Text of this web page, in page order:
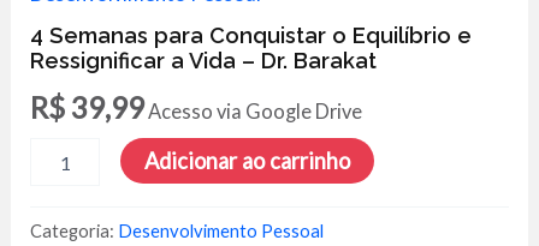
4 Semanas para Conquistar o Equilíbrio e
Ressignificar a Vida – Dr. Barakat
R$ 39,99Acesso via Google Drive
Semanas
Conquistar
Adicionar ao carrinho
Categoria: Desenvolvimento Pessoal